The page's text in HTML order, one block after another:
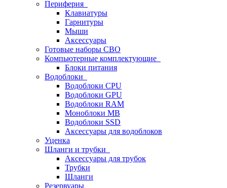
Периферия
Клавиатуры
Гарнитуры
Мыши
Аксессуары
Готовые наборы СВО
Компьютерные комплектующие
Блоки питания
Водоблоки
Водоблоки CPU
Водоблоки GPU
Водоблоки RAM
Моноблоки MB
Водоблоки SSD
Аксессуары для водоблоков
Уценка
Шланги и трубки
Аксессуары для трубок
Трубки
Шланги
Резервуары